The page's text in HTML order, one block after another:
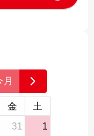
月
金
土
31 1